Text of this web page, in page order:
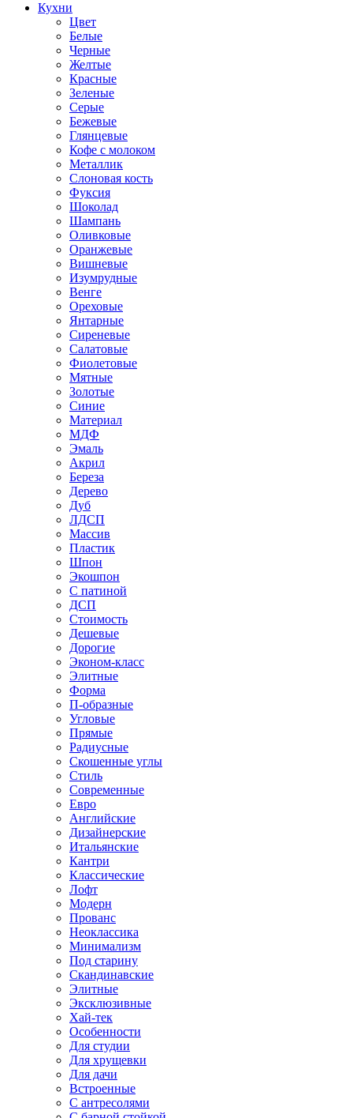
Кухни
Цвет
Белые
Черные
Желтые
Красные
Зеленые
Серые
Бежевые
Глянцевые
Кофе с молоком
Металлик
Слоновая кость
Фуксия
Шоколад
Шампань
Оливковые
Оранжевые
Вишневые
Изумрудные
Венге
Ореховые
Янтарные
Сиреневые
Салатовые
Фиолетовые
Мятные
Золотые
Синие
Материал
МДФ
Эмаль
Акрил
Береза
Дерево
Дуб
ЛДСП
Массив
Пластик
Шпон
Экошпон
С патиной
ДСП
Стоимость
Дешевые
Дорогие
Эконом-класс
Элитные
Форма
П-образные
Угловые
Прямые
Радиусные
Скошенные углы
Стиль
Современные
Евро
Английские
Дизайнерские
Итальянские
Кантри
Классические
Лофт
Модерн
Прованс
Неоклассика
Минимализм
Под старину
Скандинавские
Элитные
Эксклюзивные
Хай-тек
Особенности
Для студии
Для хрущевки
Для дачи
Встроенные
С антресолями